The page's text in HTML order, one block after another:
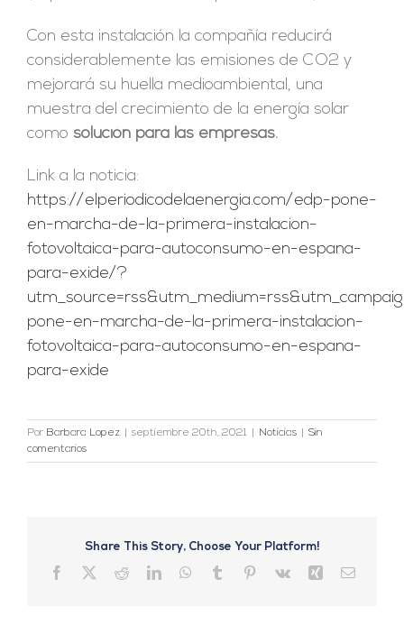
Con esta instalación la compañía reducirá
considerablemente las emisiones de CO2 y
mejorará su huella medioambiental, una
muestra del crecimiento de la energía solar
como solución para las empresas.
Link a la noticia:
https://elperiodicodelaenergia.com/edp-pone-
en-marcha-de-la-primera-instalacion-
fotovoltaica-para-autoconsumo-en-espana-
para-exide/?
pone-en-marcha-de-la-primera-instalacion-
fotovoltaica-para-autoconsumo-en-espana-
para-exide
Por Barbara Lopez septiembre 20th, 2021 Noticias
Sin
comentarios
Share This Story, Choose Your Platform!
Facebook RedditLinkedInWhatsApp
Tumblr Pinterest
Vk Xing Correo